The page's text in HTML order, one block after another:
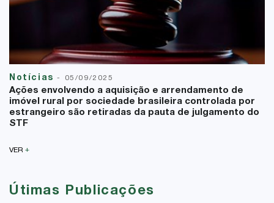
Notícias- 05/09/2025
Ações envolvendo a aquisição e arrendamento de
imóvel rural por sociedade brasileira controlada por
estrangeiro são retiradas da pauta de julgamento do
STF
VER +
Útimas Publicações